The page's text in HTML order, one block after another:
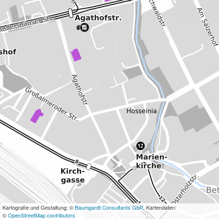
Kartografie und Gestaltung: ©Baumgardt Consultants GbR, Kartendaten:
©OpenStreetMap contributors